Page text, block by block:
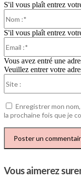
S'il vous plaît entrez
S'il vous plaît entrez
Vous avez entré une
Veuillez entrer votre
Enregistrer mon
la prochaine fois que je
Vous aimerez